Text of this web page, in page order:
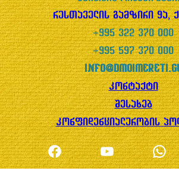
რუსთაველის გამზირი 9ა,
+995 322 370 000
+995 597 370 000
კონტაქტი
შესახებ
კონფიდენციალურობის
Facebook YouTube WhatsApp